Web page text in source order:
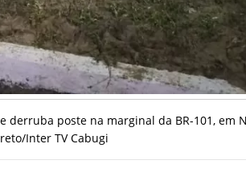
poste na marginal da BR-101, em
Inter TV Cabugi